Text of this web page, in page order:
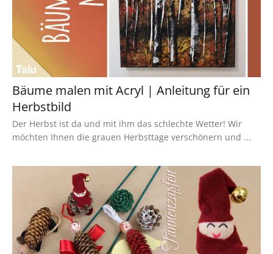
Bäume malen mit Acryl | Anleitung für ein
Herbstbild
Der Herbst ist da und mit ihm das schlechte Wetter! Wir
möchten Ihnen die grauen Herbsttage verschönern und ...